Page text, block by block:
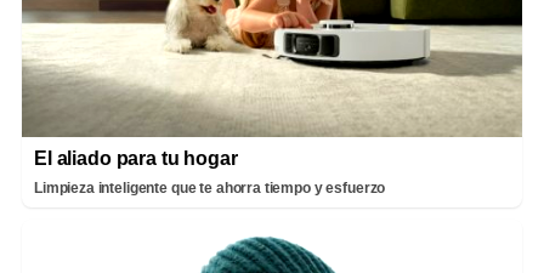
El aliado para tu hogar
Limpieza inteligente que te ahorra tiempo y esfuerzo